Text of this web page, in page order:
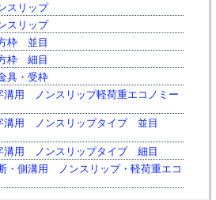
スリップ
スリップ
枠 並目
枠 細目
具・受枠
用 ノンスリップ軽荷重エコノミー
用 ノンスリップタイプ 並目
用 ノンスリップタイプ 細目
側溝用 ノンスリップ・軽荷重エコ